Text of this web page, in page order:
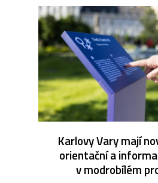
Karlovy Vary mají
orientační a
v modrobílém